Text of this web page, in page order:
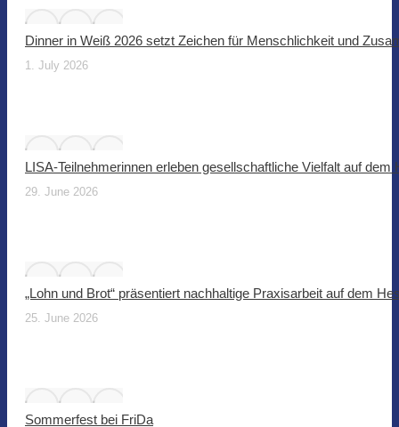
Dinner in Weiß 2026 setzt Zeichen für Menschlichkeit und
1. July 2026
LISA-Teilnehmerinnen erleben gesellschaftliche Vielfalt auf dem
29. June 2026
„Lohn und Brot“ präsentiert nachhaltige Praxisarbeit auf dem
25. June 2026
Sommerfest bei FriDa